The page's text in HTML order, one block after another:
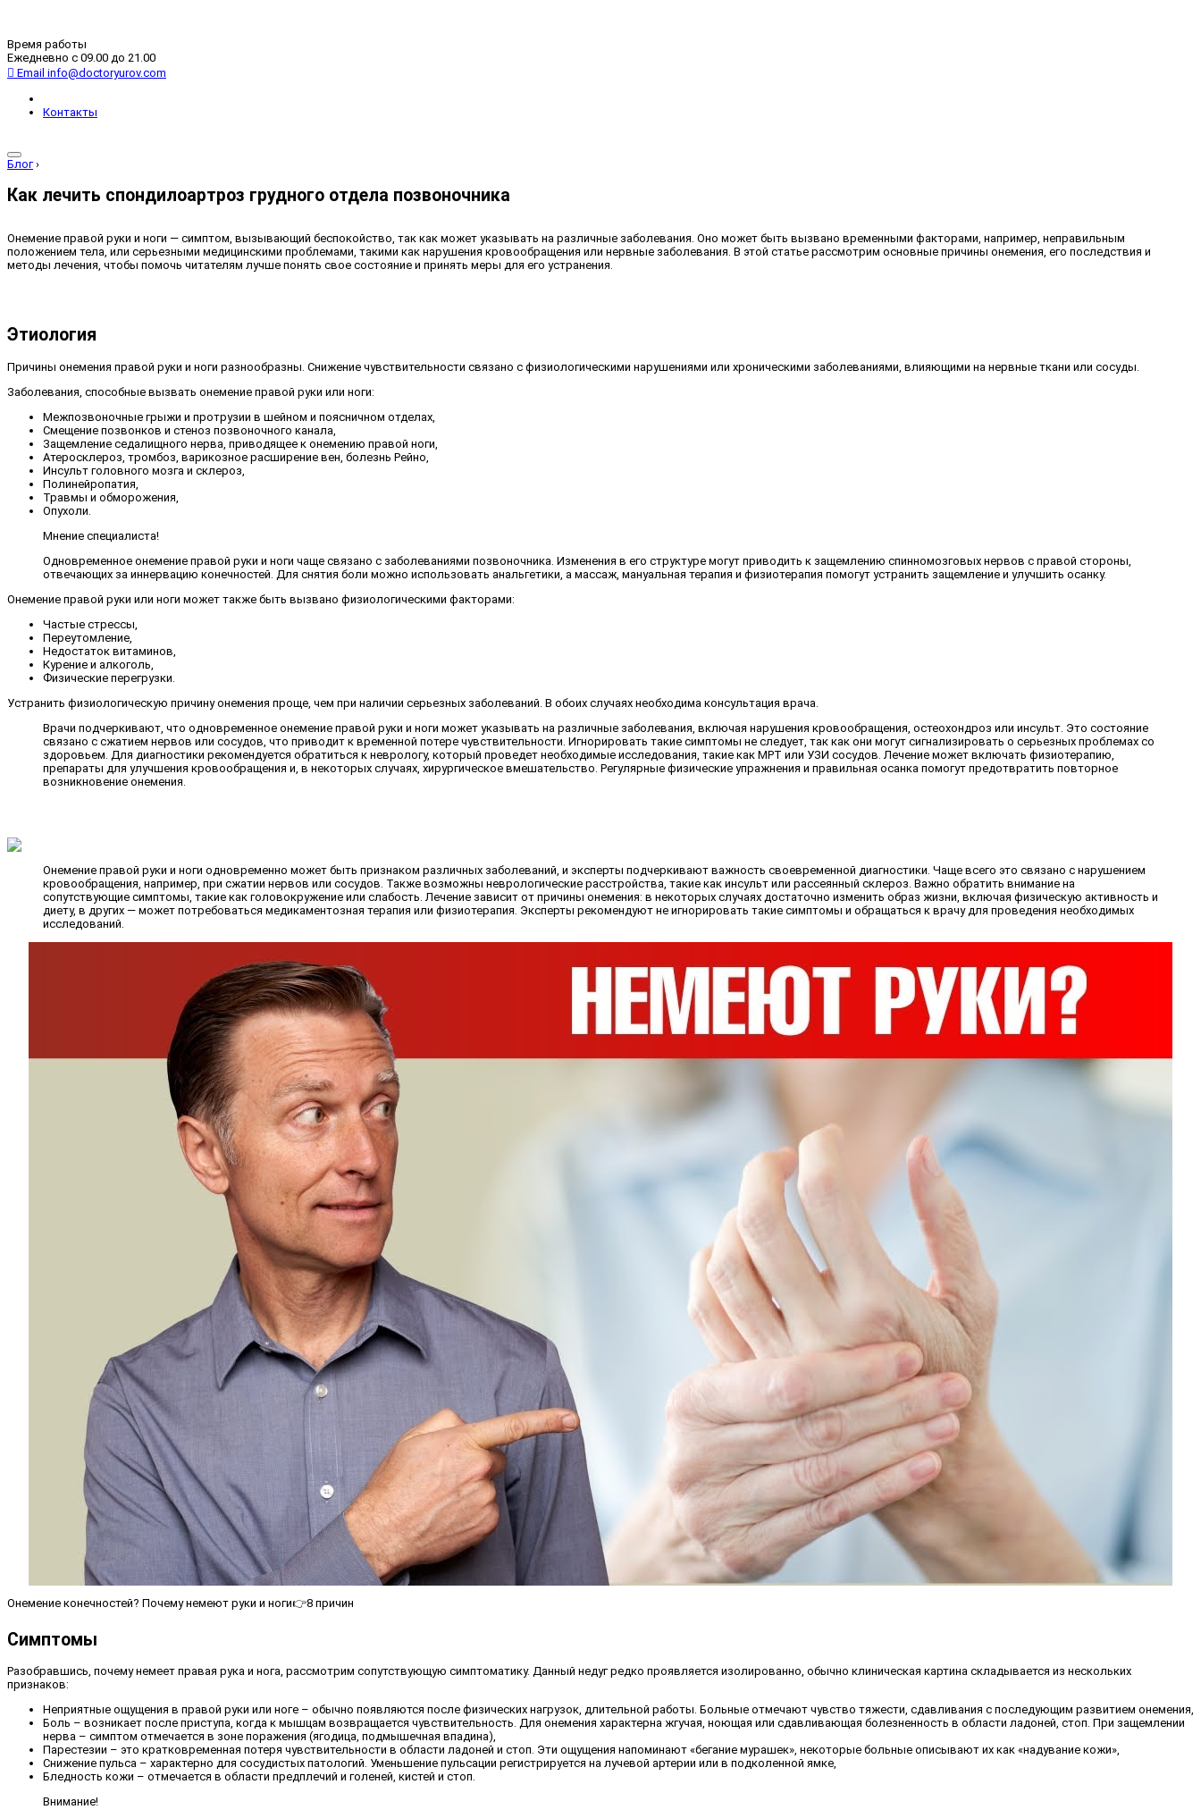
Время работы
Ежедневно с 09.00 до 21.00
Email info@doctoryurov.com
Контакты
Блог ›
Как лечить спондилоартроз грудного отдела позвоночника
Онемение правой руки и ноги — симптом, вызывающий беспокойство, так как может указывать на различные заболевания. Оно может быть вызвано временными факторами, например, неправильным
положением тела, или серьезными медицинскими проблемами, такими как нарушения кровообращения или нервные заболевания. В этой статье рассмотрим основные причины онемения, его последствия и
методы лечения, чтобы помочь читателям лучше понять свое состояние и принять меры для его устранения.
Этиология
Причины онемения правой руки и ноги разнообразны. Снижение чувствительности связано с физиологическими нарушениями или хроническими заболеваниями, влияющими на нервные ткани или сосуды.
Заболевания, способные вызвать онемение правой руки или ноги:
Межпозвоночные грыжи и протрузии в шейном и поясничном отделах,
Смещение позвонков и стеноз позвоночного канала,
Защемление седалищного нерва, приводящее к онемению правой ноги,
Атеросклероз, тромбоз, варикозное расширение вен, болезнь Рейно,
Инсульт головного мозга и склероз,
Полинейропатия,
Травмы и обморожения,
Опухоли.
Мнение специалиста!
Одновременное онемение правой руки и ноги чаще связано с заболеваниями позвоночника. Изменения в его структуре могут приводить к защемлению спинномозговых нервов с правой стороны,
отвечающих за иннервацию конечностей. Для снятия боли можно использовать анальгетики, а массаж, мануальная терапия и физиотерапия помогут устранить защемление и улучшить осанку.
Онемение правой руки или ноги может также быть вызвано физиологическими факторами:
Частые стрессы,
Переутомление,
Недостаток витаминов,
Курение и алкоголь,
Физические перегрузки.
Устранить физиологическую причину онемения проще, чем при наличии серьезных заболеваний. В обоих случаях необходима консультация врача.
Врачи подчеркивают, что одновременное онемение правой руки и ноги может указывать на различные заболевания, включая нарушения кровообращения, остеохондроз или инсульт. Это состояние
связано с сжатием нервов или сосудов, что приводит к временной потере чувствительности. Игнорировать такие симптомы не следует, так как они могут сигнализировать о серьезных проблемах со
здоровьем. Для диагностики рекомендуется обратиться к неврологу, который проведет необходимые исследования, такие как МРТ или УЗИ сосудов. Лечение может включать физиотерапию,
препараты для улучшения кровообращения и, в некоторых случаях, хирургическое вмешательство. Регулярные физические упражнения и правильная осанка помогут предотвратить повторное
возникновение онемения.
Онемение правой руки и ноги одновременно может быть признаком различных заболеваний, и эксперты подчеркивают важность своевременной диагностики. Чаще всего это связано с нарушением
кровообращения, например, при сжатии нервов или сосудов. Также возможны неврологические расстройства, такие как инсульт или рассеянный склероз. Важно обратить внимание на
сопутствующие симптомы, такие как головокружение или слабость. Лечение зависит от причины онемения: в некоторых случаях достаточно изменить образ жизни, включая физическую активность и
диету, в других — может потребоваться медикаментозная терапия или физиотерапия. Эксперты рекомендуют не игнорировать такие симптомы и обращаться к врачу для проведения необходимых
исследований.
Онемение конечностей? Почему немеют руки и ноги👉8 причин
Симптомы
Разобравшись, почему немеет правая рука и нога, рассмотрим сопутствующую симптоматику. Данный недуг редко проявляется изолированно, обычно клиническая картина складывается из нескольких
признаков:
Неприятные ощущения в правой руки или ноге – обычно появляются после физических нагрузок, длительной работы. Больные отмечают чувство тяжести, сдавливания с последующим развитием онемения,
Боль – возникает после приступа, когда к мышцам возвращается чувствительность. Для онемения характерна жгучая, ноющая или сдавливающая болезненность в области ладоней, стоп. При защемлении
нерва – симптом отмечается в зоне поражения (ягодица, подмышечная впадина),
Парестезии – это кратковременная потеря чувствительности в области ладоней и стоп. Эти ощущения напоминают «бегание мурашек», некоторые больные описывают их как «надувание кожи»,
Снижение пульса – характерно для сосудистых патологий. Уменьшение пульсации регистрируется на лучевой артерии или в подколенной ямке,
Бледность кожи – отмечается в области предплечий и голеней, кистей и стоп.
Внимание!